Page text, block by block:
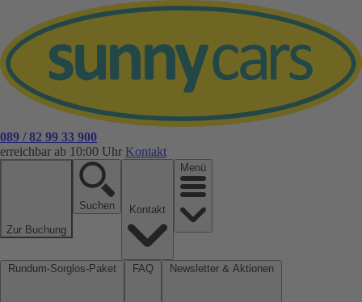
089 / 82 99 33 900
erreichbar ab 10:00 Uhr Kontakt
Zur Buchung
Suchen
Menü